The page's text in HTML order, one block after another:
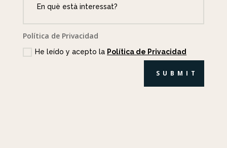
Política de Privacidad
He leído y acepto la Política de Privacidad
SUBMIT